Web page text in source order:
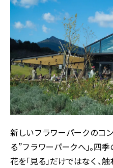
新しいフラワーパークのコ
る”フラワーパークへ」。四
花を「見る」だけではなく、